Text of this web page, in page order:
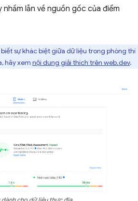
nhầm lẫn về nguồn gốc của điểm
sự khác biệt giữa dữ liệu trong phòng thí
hãy xem nội dung giải thích trên web.dev.